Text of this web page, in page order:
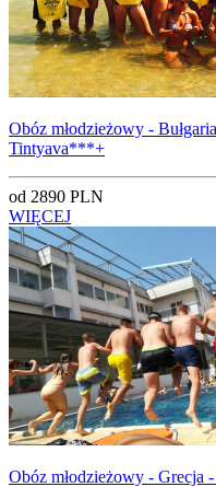
Obóz młodzieżowy -
Tintyava***+
od 2890 PLN
WIĘCEJ
Obóz młodzieżowy -